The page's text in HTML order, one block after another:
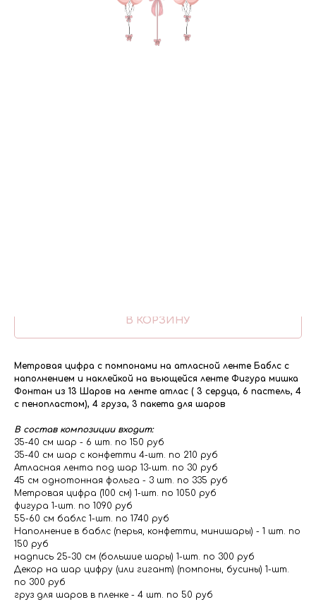
В КОРЗИНУ
Метровая цифра с помпонами на атласной ленте Баблс с
наполнением и наклейкой на вьющейся ленте Фигура мишка
Фонтан из 13 Шаров на ленте атлас ( 3 сердца, 6 пастель, 4
с пенопластом), 4 груза, 3 пакета для шаров
В состав композиции входит:
35-40 см шар - 6 шт. по 150 руб
35-40 см шар с конфетти 4-шт. по 210 руб
Атласная лента под шар 13-шт. по 30 руб
45 см однотонная фольга - 3 шт. по 335 руб
Метровая цифра (100 см) 1-шт. по 1050 руб
фигура 1-шт. по 1090 руб
55-60 см баблс 1-шт. по 1740 руб
Наполнение в баблс (перья, конфетти, минишары) - 1 шт. по
150 руб
надпись 25-30 см (большие шары) 1-шт. по 300 руб
Декор на шар цифру (или гигант) (помпоны, бусины) 1-шт.
по 300 руб
груз для шаров в пленке - 4 шт. по 50 руб